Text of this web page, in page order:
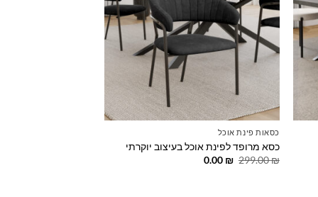
כסאות פינת אוכל
כסא מרופד לפינת אוכל בעיצוב יוקרתי
299.00₪
המחיר
0.00 ₪
המחיר